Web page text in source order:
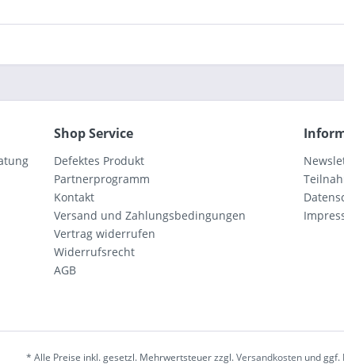
Shop Service
Defektes Produkt
Partnerprogramm
Kontakt
Versand und Zahlungsbedingungen
Vertrag widerrufen
Widerrufsrecht
AGB
* Alle Preise inkl. gesetzl. Mehrwertsteuer zzgl.Versandkostenund ggf.